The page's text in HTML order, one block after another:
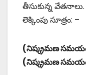
తీసుకున్న
లెక్కింపు సూత్రం: –
(నిష్క్రమణ
(నిష్క్రమణ